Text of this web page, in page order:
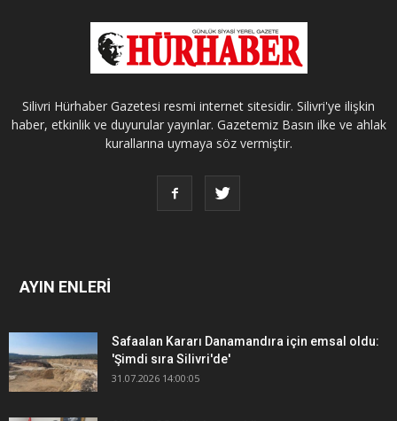
Silivri Hürhaber Gazetesi resmi internet sitesidir. Silivri'ye ilişkin
haber, etkinlik ve duyurular yayınlar. Gazetemiz Basın ilke ve ahlak
kurallarına uymaya söz vermiştir.
AYIN ENLERİ
Safaalan Kararı Danamandıra için emsal oldu:
'Şimdi sıra Silivri'de'
31.07.2026 14:00:05